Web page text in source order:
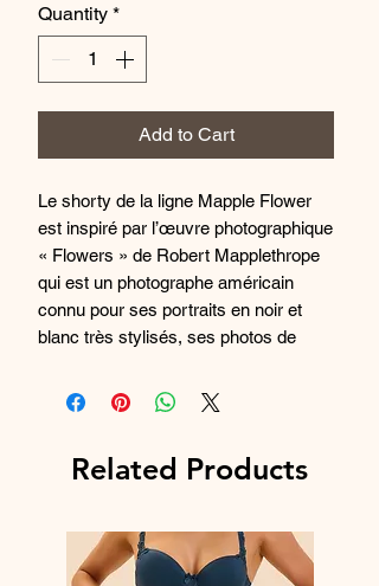
Quantity *
Add to Cart
Le shorty de la ligne Mapple Flower
est inspiré par l’œuvre photographique
« Flowers » de Robert Mapplethrope
qui est un photographe américain
connu pour ses portraits en noir et
blanc très stylisés, ses photos de
La tenue sera assurée par le tour de
taille élastiqué pour un maintien idéal
Compositions :31% Polyamide - 51%
Polyester - 6% Cotton - 12% Elastane
Related Products